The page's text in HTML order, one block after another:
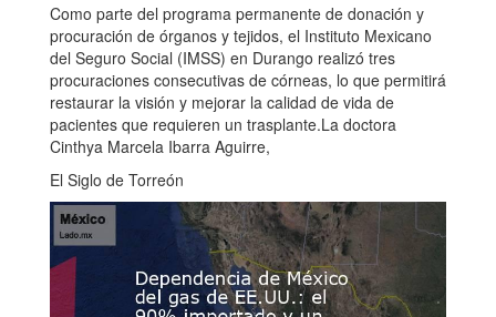
Como parte del programa permanente de donación y
procuración de órganos y tejidos, el Instituto Mexicano
del Seguro Social (IMSS) en Durango realizó tres
procuraciones consecutivas de córneas, lo que permitirá
restaurar la visión y mejorar la calidad de vida de
pacientes que requieren un trasplante.La doctora
Cinthya Marcela Ibarra Aguirre,
El Siglo de Torreón